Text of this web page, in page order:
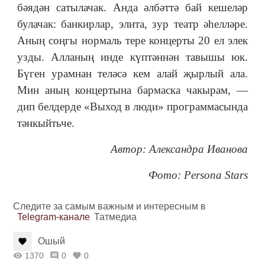
бәядән сатылачак. Анда әлбәттә бай кешеләр
булачак: банкирлар, элита, зур театр әһелләре.
Аның соңгы нормаль тере концерты 20 ел элек
узды. Алланың инде күптәннән тавышы юк.
Бүген урамнан теләсә кем алай җырлый ала.
Мин аның концертына бармаска чакырам, —
дип белдерде «Выход в люди» программасында
тәнкыйтьче.
Автор: Александра Иванова
Фото: Persona Stars
Следите за самым важным и интересным в
Telegram-канале Татмедиа
Ошый
1370 0 0